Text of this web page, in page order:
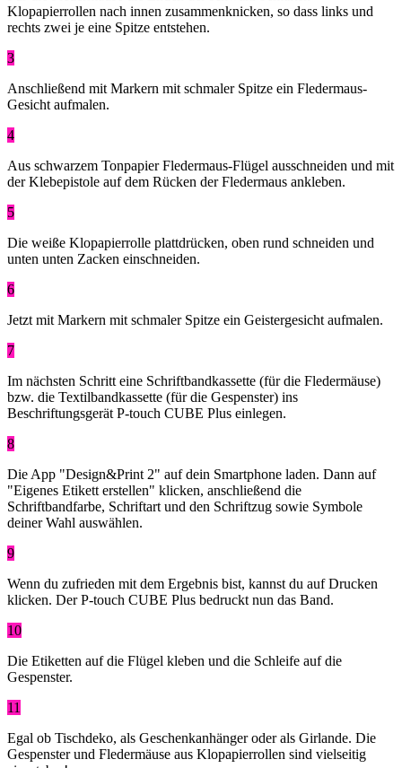
Klopapierrollen nach innen zusammenknicken, so dass links und
rechts zwei je eine Spitze entstehen.
3
Anschließend mit Markern mit schmaler Spitze ein Fledermaus-
Gesicht aufmalen.
4
Aus schwarzem Tonpapier Fledermaus-Flügel ausschneiden und mit
der Klebepistole auf dem Rücken der Fledermaus ankleben.
5
Die weiße Klopapierrolle plattdrücken, oben rund schneiden und
unten unten Zacken einschneiden.
6
Jetzt mit Markern mit schmaler Spitze ein Geistergesicht aufmalen.
7
Im nächsten Schritt eine Schriftbandkassette (für die Fledermäuse)
bzw. die Textilbandkassette (für die Gespenster) ins
Beschriftungsgerät P-touch CUBE Plus einlegen.
8
Die App "Design&Print 2" auf dein Smartphone laden. Dann auf
"Eigenes Etikett erstellen" klicken, anschließend die
Schriftbandfarbe, Schriftart und den Schriftzug sowie Symbole
deiner Wahl auswählen.
9
Wenn du zufrieden mit dem Ergebnis bist, kannst du auf Drucken
klicken. Der P-touch CUBE Plus bedruckt nun das Band.
10
Die Etiketten auf die Flügel kleben und die Schleife auf die
Gespenster.
11
Egal ob Tischdeko, als Geschenkanhänger oder als Girlande. Die
Gespenster und Fledermäuse aus Klopapierrollen sind vielseitig